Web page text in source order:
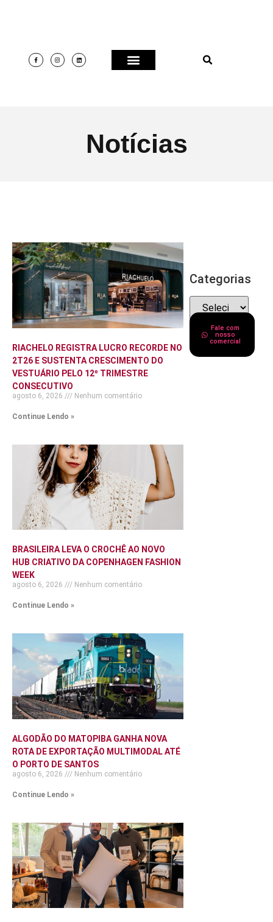
Notícias
RIACHELO REGISTRA LUCRO RECORDE NO
2T26 E SUSTENTA CRESCIMENTO DO
VESTUÁRIO PELO 12º TRIMESTRE
CONSECUTIVO
agosto 6, 2026 Nenhum comentário
Continue Lendo »
BRASILEIRA LEVA O CROCHÊ AO NOVO
HUB CRIATIVO DA COPENHAGEN FASHION
WEEK
agosto 6, 2026 Nenhum comentário
Continue Lendo »
ALGODÃO DO MATOPIBA GANHA NOVA
ROTA DE EXPORTAÇÃO MULTIMODAL ATÉ
O PORTO DE SANTOS
agosto 6, 2026 Nenhum comentário
Continue Lendo »
Categorias
Fale com
nosso
comercial